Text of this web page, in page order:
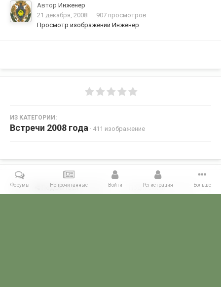
Автор Инженер
21 декабря, 2008
907 просмотров
Просмотр изображений Инженер
ИЗ КАТЕГОРИИ:
Встречи 2008 года · 411 изображение
Поделиться Подписчики 0
Форумы Непрочитанные Войти Регистрация Больше